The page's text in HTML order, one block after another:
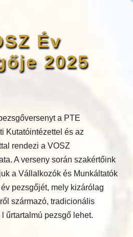
Év
2025
a PTE
Kutatóintézettel és az
rendezi a VOSZ
A verseny során szakértőink
a Vállalkozók és Munkáltatók
pezsgőjét, mely kizárólag
származó, tradicionális
űrtartalmú pezsgő lehet.